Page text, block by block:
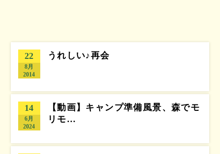
22
8月
2014
うれしい♪再会
14
6月
2024
【動画】キャンプ準備風景、森でモ
リモ…